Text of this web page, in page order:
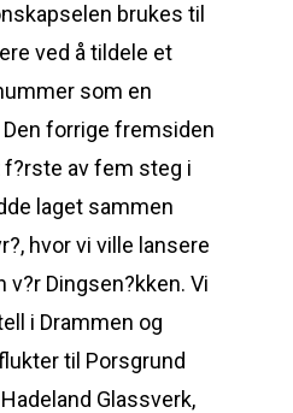
brukes til
ved å tildele et
som en
forrige fremsiden
av fem steg i
laget sammen
hvor vi ville lansere
v?r Dingsen?kken. Vi
i Drammen og
til Porsgrund
Glassverk,